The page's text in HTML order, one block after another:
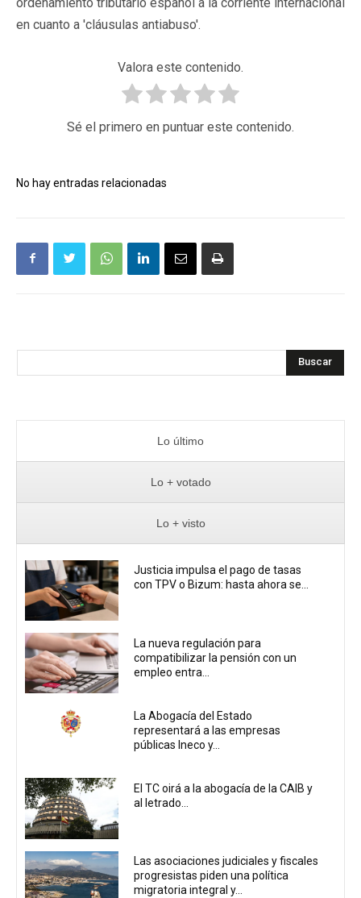
en cuanto a 'cláusulas antiabuso'.
Valora este contenido.
Sé el primero en puntuar este contenido.
No hay entradas relacionadas
Buscar
Lo último
Lo + votado
Lo + visto
Justicia impulsa el pago de tasas
con TPV o Bizum: hasta ahora se...
La nueva regulación para
compatibilizar la pensión con un
empleo entra...
La Abogacía del Estado
representará a las empresas
públicas Ineco y...
El TC oirá a la abogacía de la CAIB y
al letrado...
Las asociaciones judiciales y fiscales
progresistas piden una política
migratoria integral y...